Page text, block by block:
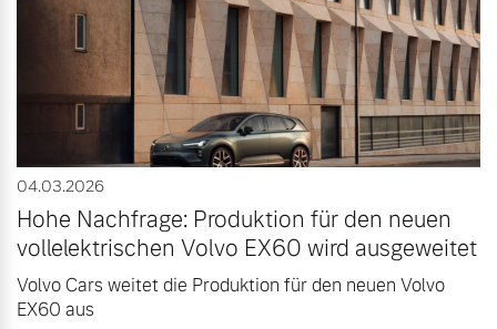
04.03.2026
Hohe Nachfrage: Produktion für den neuen
vollelektrischen Volvo EX60 wird ausgeweitet
Volvo Cars weitet die Produktion für den neuen Volvo
EX60 aus